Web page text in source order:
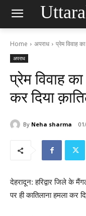
Home अपराध प्रेम विवाह
अपराध
प्रेम विवाह
कर दिया
By Neha sharma
देहरादून: हरिद्वार जिले के
पर ही कातिलाना हमला कर